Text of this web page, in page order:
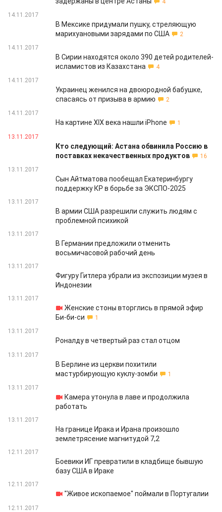
4
14.11.2017
В Мексике придумали пушку, стреляющую
марихуановыми зарядами по США
2
14.11.2017
В Сирии находятся около 390 детей родителей-
исламистов из Казахстана
4
14.11.2017
Украинец женился на двоюродной бабушке,
спасаясь от призыва в армию
2
14.11.2017
На картине XIX века нашли iPhone
1
13.11.2017
Кто следующий: Астана обвинила Россию в
поставках некачественных продуктов
16
13.11.2017
Сын Айтматова пообещал Екатеринбургу
поддержку КР в борьбе за ЭКСПО-2025
13.11.2017
В армии США разрешили служить людям с
проблемной психикой
13.11.2017
В Германии предложили отменить
восьмичасовой рабочий день
13.11.2017
Фигуру Гитлера убрали из экспозиции музея в
Индонезии
13.11.2017
Женские стоны вторглись в прямой эфир
Би-би-си
1
13.11.2017
Роналду в четвертый раз стал отцом
13.11.2017
В Берлине из церкви похитили
мастурбирующую куклу-зомби
1
13.11.2017
Камера утонула в лаве и продолжила
работать
13.11.2017
На границе Ирака и Ирана произошло
землетрясение магнитудой 7,2
12.11.2017
Боевики ИГ превратили в кладбище бывшую
базу США в Ираке
12.11.2017
"Живое ископаемое" поймали в Португалии
12.11.2017